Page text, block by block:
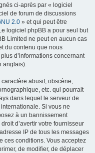
ci-après par « logiciel
de forum de discussions
2.0 » et qui peut être
logiciel phpBB a pour seul but
Limited ne peut en aucun cas
du contenu que nous
d’informations concernant
anglais).
abusif, obscène,
etc. qui pourrait
dans lequel le serveur de
Si vous ne
à un bannissement
d’avertir votre fournisseur
IP de tous les messages
ces conditions. Vous acceptez
de modifier, de déplacer